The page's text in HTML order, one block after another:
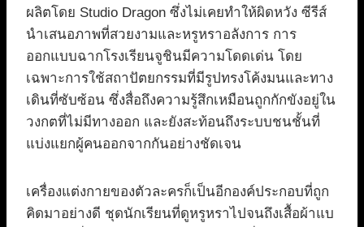
ผลิตโดย Studio Dragon ซึ่งไม่เคยทำให้ผิดหวัง ซีรีส์
นำเสนอภาพที่สวยงามและหรูหราอลังการ การ
ออกแบบฉากโรงเรียนจูชินมีความโดดเด่น โดย
เฉพาะการใช้สถาปัตยกรรมที่มีรูปทรงโค้งมนและทาง
เดินที่ซับซ้อน ซึ่งสื่อถึงความรู้สึกเหมือนถูกกักขังอยู่ใน
วงกตที่ไม่มีทางออก และยังสะท้อนถึงระบบชนชั้นที่
แบ่งแยกผู้คนออกจากกันอย่างชัดเจน
เครื่องแต่งกายของตัวละครก็เป็นอีกองค์ประกอบที่ถูก
คิดมาอย่างดี ชุดนักเรียนที่ดูหรูหราไปจนถึงเสื้อผ้าแบ